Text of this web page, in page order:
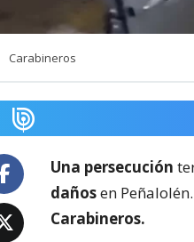
Carabineros
Una persecución
dañosen
Carabineros.